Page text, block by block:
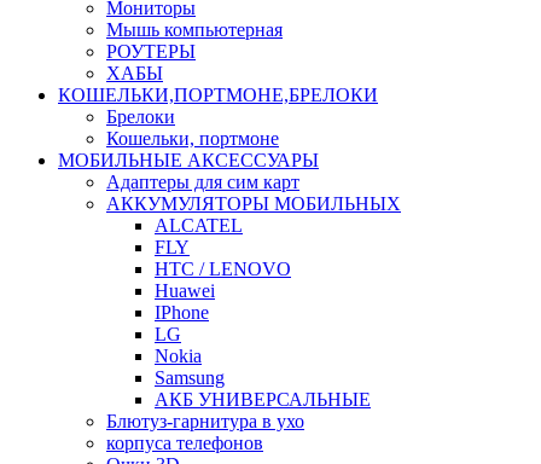
Мониторы
Мышь компьютерная
РОУТЕРЫ
ХАБЫ
КОШЕЛЬКИ,ПОРТМОНЕ,БРЕЛОКИ
Брелоки
Кошельки, портмоне
МОБИЛЬНЫЕ АКСЕССУАРЫ
Адаптеры для сим карт
АККУМУЛЯТОРЫ МОБИЛЬНЫХ
ALCATEL
FLY
HTC / LENOVO
Huawei
IPhone
LG
Nokia
Samsung
АКБ УНИВЕРСАЛЬНЫЕ
Блютуз-гарнитура в ухо
корпуса телефонов